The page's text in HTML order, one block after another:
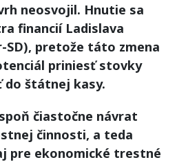
neosvojil. Hnutie sa
financií Ladislava
SD), pretože táto zmena
priniesť stovky
do štátnej kasy.
čiastočne návrat
činnosti, a teda
pre ekonomické trestné